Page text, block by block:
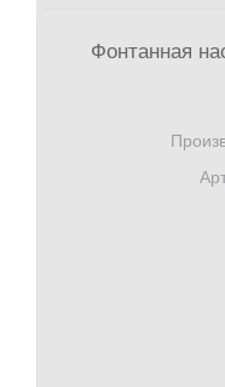
Фонтанная